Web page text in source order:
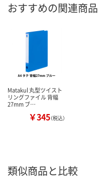
おすすめの関連商品
Matakul 丸型ツイスト
リングファイル 背幅
27mm ブ…
￥345（税込）
類似商品と比較